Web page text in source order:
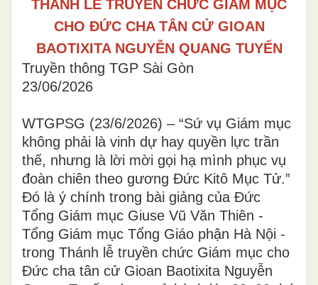
THÁNH LỄ TRUYỀN CHỨC GIÁM MỤC
CHO ĐỨC CHA TÂN CỬ GIOAN
BAOTIXITA NGUYỄN QUANG TUYẾN
Truyền thông TGP Sài Gòn
23/06/2026
WTGPSG (23/6/2026) – “Sứ vụ Giám mục
không phải là vinh dự hay quyền lực trần
thế, nhưng là lời mời gọi hạ mình phục vụ
đoàn chiên theo gương Đức Kitô Mục Tử.”
Đó là ý chính trong bài giảng của Đức
Tổng Giám mục Giuse Vũ Văn Thiên -
Tổng Giám mục Tổng Giáo phận Hà Nội -
trong Thánh lễ truyền chức Giám mục cho
Đức cha tân cử Gioan Baotixita Nguyễn